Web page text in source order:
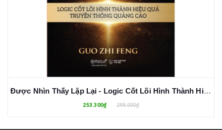
Được Nhìn Thấy Lặp Lại - Logic Cốt Lõi Hình Thành Hiệu Quả Truyền Thông Quảng Cáo (Bìa Cứng)
253.300₫ 298.000₫